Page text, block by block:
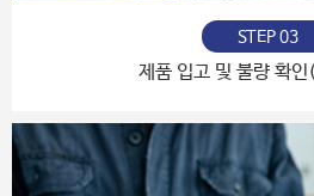
STEP 03
제품 입고 및 불량 확